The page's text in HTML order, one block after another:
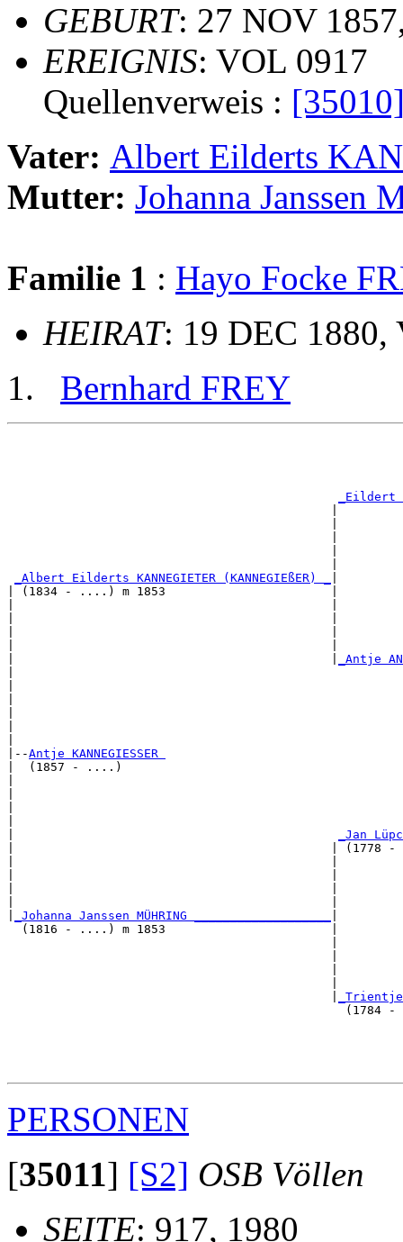
GEBURT: 27 NOV
EREIGNIS: VOL 0917
Quellenverweis :
Vater: Albert Eilderts
Mutter: Johanna Janssen
Familie 1 : Hayo Focke
HEIRAT: 19 DEC
Bernhard FREY
_Eildert
_Albert Eilderts KANNEGIETER (KANNEGIEßER) _
| (1834 - ....) m 1853                       |
_Antje
|--Antje KANNEGIESSER
|  (1857 - ....)
_Jan
|                                            | (1778 -
_Johanna Janssen MÜHRING ___________________
  (1816 - ....) m 1853                       |
_Trientje
(1784 -
PERSONEN
[35011] [S2] OSB Völlen
SEITE: 917, 1980